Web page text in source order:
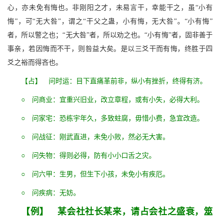
心，亦未免有悔也。非刚阳之才，未易言干，幸能干之，虽“小有
悔”，可“无大咎”，谓之“干父之蛊，小有悔，无大咎”。“小有悔”
者，所以警之也；“无大咎”者，所以劝之也。“小有悔”者，固非善于
事亲，若因悔而不干，则咎益大矣。是以三爻干而有悔，终胜于四
爻之裕而得吝也。
【占】 问时运：目下直痛革前非，纵小有挫折，终得有济。
○ 问商业：宜重兴旧业，改立章程，或有小失，必得大利。
○ 问家宅：恐栋宇年久，多致蛀腐，毋惜小费，急宜改造。
○ 问战征：刚武直进，未免小败，然必无大害。
○ 问失物：得则必得，防有小小口舌之灾。
○ 问六甲：生男，但生下小孩，未免小有疾厄。
○ 问疾病：无妨。
【例】 某会社社长某来，请占会社之盛衰，筮